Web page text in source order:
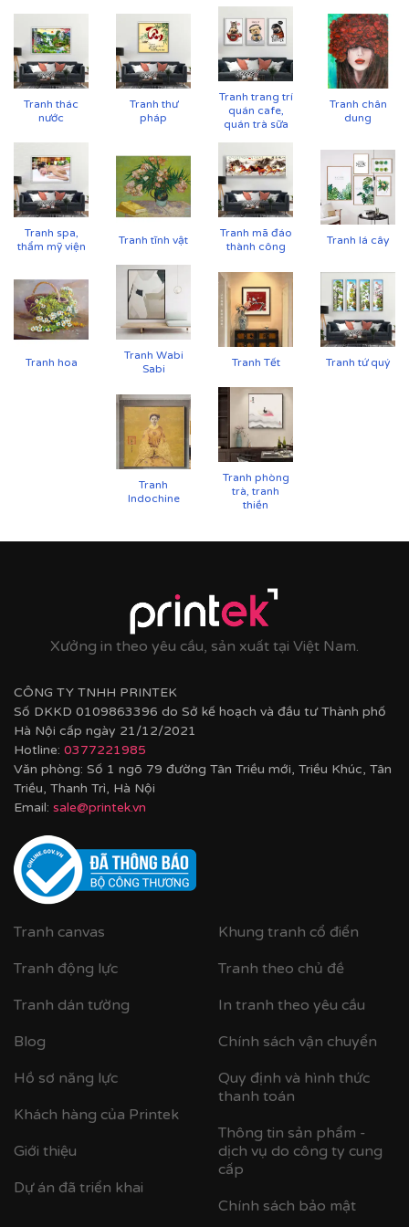
Cận cảnh tranh in trên chất liệu canvas công nghệ in
Cận cảnh tranh in trên chất liệu canvas công nghệ in
Chất liệu khung bền bỉ
Tranh được căng lên khung thông đã qua xử lý
chống cong vênh, ẩm mốc.
composite cao cấp nâng tầm giá trị tranh.
Tranh thác
nước
Tranh thư
pháp
Tranh trang trí
quán cafe,
quán trà sữa
Tranh chân
dung
Tranh spa,
thẩm mỹ viện
Tranh tĩnh vật
Tranh mã đáo
thành công
Tranh lá cây
Tranh hoa
Tranh Wabi
Sabi
Tranh Tết Tranh tứ quý
Tranh
Indochine
Tranh phòng
trà, tranh
thiền
Xưởng in theo yêu cầu, sản xuất tại Việt Nam.
CÔNG TY TNHH PRINTEK
Số DKKD 0109863396 do Sở kế hoạch và đầu tư Thành phố
Hà Nội cấp ngày 21/12/2021
Hotline: 0377221985
Văn phòng: Số 1 ngõ 79 đường Tân Triều mới, Triều Khúc, Tân
Triều, Thanh Trì, Hà Nội
Email: sale@printek.vn
Tranh canvas
Tranh động lực
Tranh dán tường
Blog
Hồ sơ năng lực
Khách hàng của Printek
Giới thiệu
Dự án đã triển khai
Khung tranh cổ điển
Tranh theo chủ đề
In tranh theo yêu cầu
Chính sách vận chuyển
Quy định và hình thức
thanh toán
Thông tin sản phẩm -
dịch vụ do công ty cung
cấp
Chính sách bảo mật